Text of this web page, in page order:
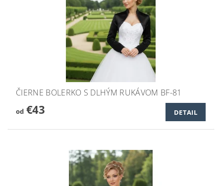
ČIERNE BOLERKO S DLHÝM RUKÁVOM BF-81
od€43 DETAIL